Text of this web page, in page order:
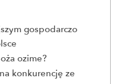
gospodarczo
ozime?
konkurencję ze